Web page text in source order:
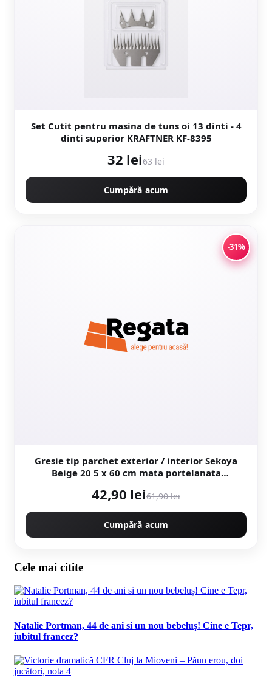
Set Cutit pentru masina de tuns oi 13 dinti - 4
dinti superior KRAFTNER KF-8395
32 lei63 lei
Cumpără acum
-31%
Gresie tip parchet exterior / interior Sekoya
Beige 20 5 x 60 cm mata portelanata
42,90 lei61,90 lei
Cumpără acum
Cele mai citite
Natalie Portman, 44 de ani si un nou bebeluș! Cine e Tepr,
iubitul francez?